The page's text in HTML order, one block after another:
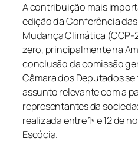
A contribuição mais
edição da Conferência
Mudança Climática
zero, principalmente na
conclusão da comissão
Câmara dos Deputados
assunto relevante com a
representantes da
realizada entre 1º e 12 de
Escócia.